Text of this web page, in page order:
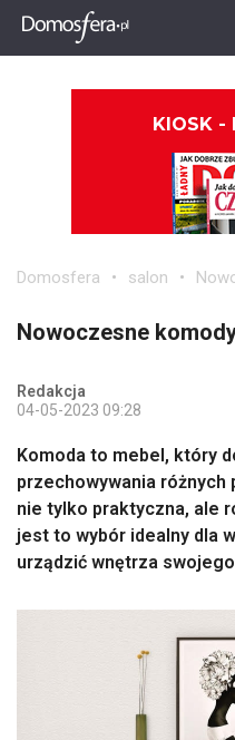
KIOSK -
Domosfera salon
Nowoczesne
Redakcja
04-05-2023 09:28
Komoda to mebel, który
przechowywania
nie tylko praktyczna, ale
jest to wybór idealny dla
urządzić wnętrza